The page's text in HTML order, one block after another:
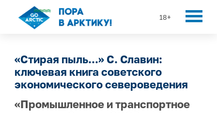
18+
«Стирая пыль...» С. Славин:
ключевая книга советского
экономического североведения
«Промышленное и транспортное